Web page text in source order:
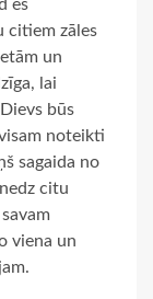
es
citiem zāles
un
lai
būs
noteikti
sagaida no
citu
viena un